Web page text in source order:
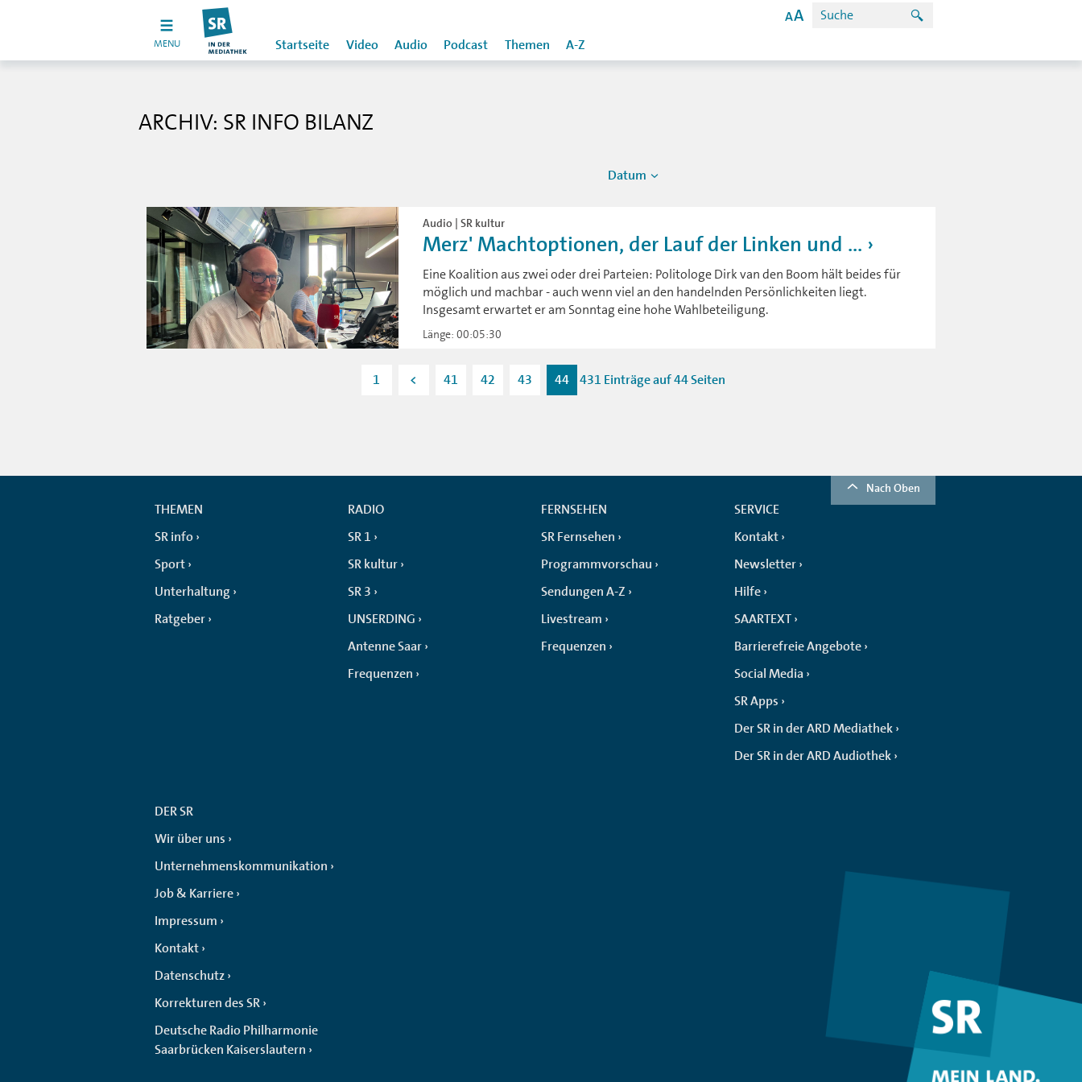
MENU Startseite Video Audio Podcast Themen A-Z
ARCHIV: SR INFO BILANZ
Datum
Audio | SR kultur
Merz' Machtoptionen, der Lauf der Linken und ...
Eine Koalition aus zwei oder drei Parteien: Politologe Dirk van den Boom hält beides für
möglich und machbar - auch wenn viel an den handelnden Persönlichkeiten liegt.
Insgesamt erwartet er am Sonntag eine hohe Wahlbeteiligung.
Länge: 00:05:30
1 < 41 42 43 44 431 Einträge auf 44 Seiten
Nach Oben
THEMEN
SR info
Sport
Unterhaltung
Ratgeber
RADIO
SR 1
SR kultur
SR 3
UNSERDING
Antenne Saar
Frequenzen
FERNSEHEN
SR Fernsehen
Programmvorschau
Sendungen A-Z
Livestream
Frequenzen
SERVICE
Kontakt
Newsletter
Hilfe
SAARTEXT
Barrierefreie Angebote
Social Media
SR Apps
Der SR in der ARD Mediathek
Der SR in der ARD Audiothek
DER SR
Wir über uns
Unternehmenskommunikation
Job & Karriere
Impressum
Kontakt
Datenschutz
Korrekturen des SR
Deutsche Radio Philharmonie
Saarbrücken Kaiserslautern